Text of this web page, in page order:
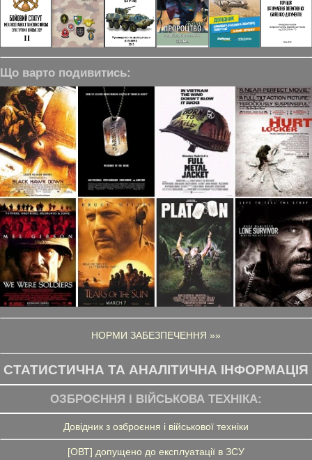
Що варто подивитись:
НОРМИ ЗАБЕЗПЕЧЕННЯ »»
СТАТИСТИЧНА ТА АНАЛІТИЧНА ІНФОРМАЦІЯ
ОЗБРОЄННЯ І ВІЙСЬКОВА ТЕХНІКА:
Довідник з озброєння і військової техніки
[ОВТ] допущено до експлуатації в ЗСУ